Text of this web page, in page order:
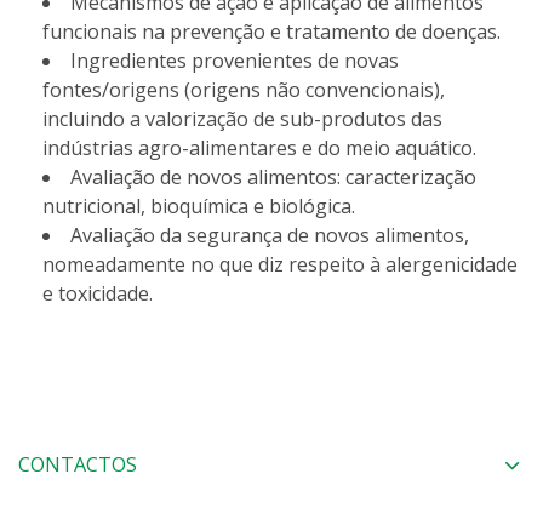
funcionais na prevenção e tratamento de doenças.
Ingredientes provenientes de novas
fontes/origens (origens não convencionais),
incluindo a valorização de sub-produtos das
indústrias agro-alimentares e do meio aquático.
Avaliação de novos alimentos: caracterização
nutricional, bioquímica e biológica.
Avaliação da segurança de novos alimentos,
nomeadamente no que diz respeito à alergenicidade
e toxicidade.
CONTACTOS